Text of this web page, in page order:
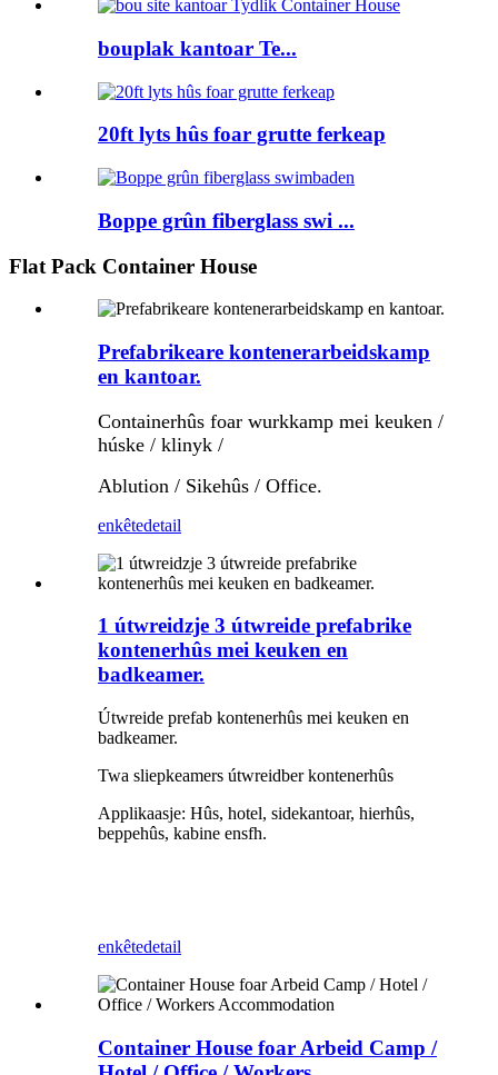
bouplak kantoar Te...
20ft lyts hûs foar grutte ferkeap
Boppe grûn fiberglass swi ...
Flat Pack Container House
Prefabrikeare kontenerarbeidskamp
en kantoar.
Containerhûs foar wurkkamp mei keuken /
húske / klinyk /
Ablution / Sikehûs / Office.
enkêtedetail
1 útwreidzje 3 útwreide prefabrike
kontenerhûs mei keuken en
badkeamer.
Útwreide prefab kontenerhûs mei keuken en
badkeamer.
Twa sliepkeamers útwreidber kontenerhûs
Applikaasje: Hûs, hotel, sidekantoar, hierhûs,
beppehûs, kabine ensfh.
enkêtedetail
Container House foar Arbeid Camp /